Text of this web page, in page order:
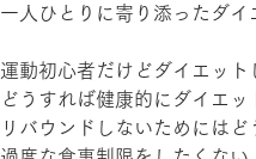
一人ひとりに寄り添ったダイ
運動初心者だけどダイエット
どうすれば健康的にダイエッ
リバウンドしないためにはど